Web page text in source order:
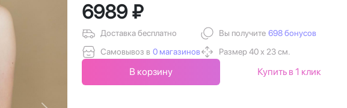
6989 ₽
Доставка бесплатно
Самовывоз в 0 магазинов
Вы получите 698 бонусов
Размер 40 х 23 см.
В корзину Купить в 1 клик